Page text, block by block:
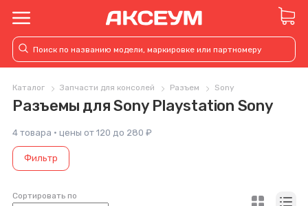
Каталог Запчасти для консолей Разъем Sony
Разъемы для Sony Playstation Sony
4 товара · цены от 120 до 280 ₽
Фильтр
Сортировать по